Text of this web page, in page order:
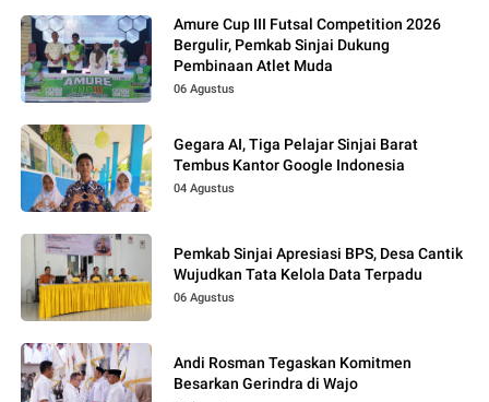
Amure Cup III Futsal Competition 2026
Bergulir, Pemkab Sinjai Dukung
Pembinaan Atlet Muda
06 Agustus
Gegara AI, Tiga Pelajar Sinjai Barat
Tembus Kantor Google Indonesia
04 Agustus
Pemkab Sinjai Apresiasi BPS, Desa Cantik
Wujudkan Tata Kelola Data Terpadu
06 Agustus
Andi Rosman Tegaskan Komitmen
Besarkan Gerindra di Wajo